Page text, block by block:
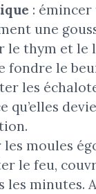
:
une
le thym et le
fondre le
les
qu’elles
les moules
le feu,
les minutes.